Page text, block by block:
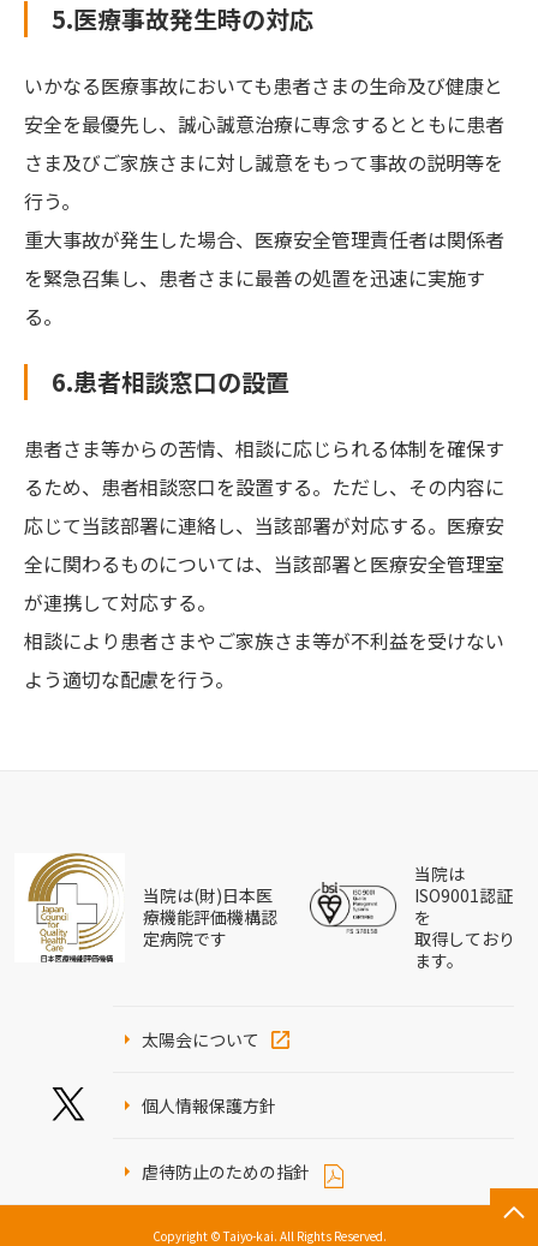
5.医療事故発生時の対応
いかなる医療事故においても患者さまの生命及び健康と
安全を最優先し、誠心誠意治療に専念するとともに患者
さま及びご家族さまに対し誠意をもって事故の説明等を
行う。
重大事故が発生した場合、医療安全管理責任者は関係者
を緊急召集し、患者さまに最善の処置を迅速に実施す
る。
6.患者相談窓口の設置
患者さま等からの苦情、相談に応じられる体制を確保す
るため、患者相談窓口を設置する。ただし、その内容に
応じて当該部署に連絡し、当該部署が対応する。医療安
全に関わるものについては、当該部署と医療安全管理室
が連携して対応する。
相談により患者さまやご家族さま等が不利益を受けない
よう適切な配慮を行う。
当院は(財)日本医
療機能評価機構認
定病院です
当院は
ISO9001認証
を
取得しており
ます。
太陽会について
個人情報保護方針
虐待防止のための指針
Copyright © Taiyo-kai. All Rights Reserved.